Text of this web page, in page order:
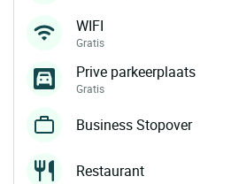
WIFI
Gratis
Prive parkeerplaats
Gratis
Business Stopover
Restaurant